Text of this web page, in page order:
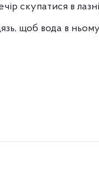
скупатися в
щоб вода в